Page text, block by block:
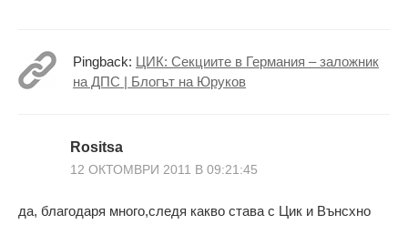
Pingback: ЦИК: Секциите в Германия – заложник
на ДПС | Блогът на Юруков
Rositsa
12 ОКТОМВРИ 2011 В 09:21:45
да, благодаря много,следя какво става с Цик и Вънсхно